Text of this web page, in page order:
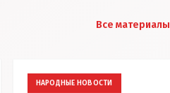
Все материалы
НАРОДНЫЕ НОВОСТИ